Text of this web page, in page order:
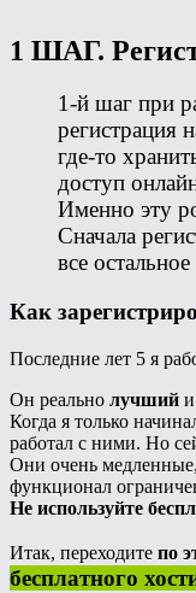
1 ШАГ.
1-й шаг при
регистрация
где-то
доступ
Именно эту
Сначала
все остальное
Как
Последние лет 5 я
Он реально лучший
Когда я только
работал с ними. Но
Они очень
функционал
Не используйте
Итак, переходите по
бесплатного